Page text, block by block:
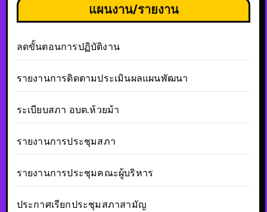
แผนงาน/รายงาน
ลดขั้นตอนการปฏิบัติงาน
รายงานการติดตามประเมินผลแผนพัฒนา
ระเบียบสภา อบต.ห้วยม้า
รายงานการประชุมสภา
รายงานการประชุมคณะผู้บริหาร
ประกาศเรียกประชุมสภาสามัญ